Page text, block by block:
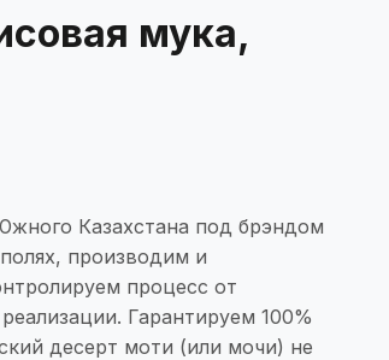
мука,
Казахстана под брэндом
производим и
процесс от
Гарантируем 100%
десерт моти (или мочи) не